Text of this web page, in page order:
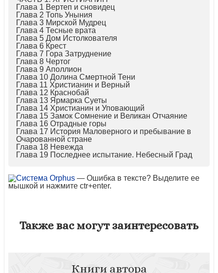
Глава 1 Вертеп и сновидец
Глава 2 Топь Уныния
Глава 3 Мирской Мудрец
Глава 4 Тесные врата
Глава 5 Дом Истолкователя
Глава 6 Крест
Глава 7 Гора Затруднение
Глава 8 Чертог
Глава 9 Аполлион
Глава 10 Долина Смертной Тени
Глава 11 Христианин и Верный
Глава 12 Краснобай
Глава 13 Ярмарка Суеты
Глава 14 Христианин и Уповающий
Глава 15 Замок Сомнение и Великан Отчаяние
Глава 16 Отрадные горы
Глава 17 История Маловерного и пребывание в
Очарованной стране
Глава 18 Невежда
Глава 19 Последнее испытание. Небесный Град
— Ошибка в тексте? Выделите ее
мышкой и нажмите ctr+enter.
Также вас могут заинтересовать
Книги автора